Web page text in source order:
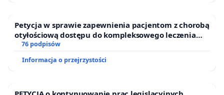
Petycja w sprawie zapewnienia pacjentom z chorobą
otyłościową dostępu do kompleksowego leczenia
oraz programów profilaktycznych.
76 podpisów
Informacja o przejrzystości